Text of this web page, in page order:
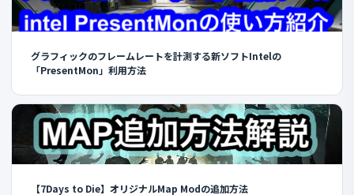
グラフィックのフレームレートを計測する新ソフトIntelの
「PresentMon」利用方法
【7Days to Die】オリジナルMap Modの追加方法